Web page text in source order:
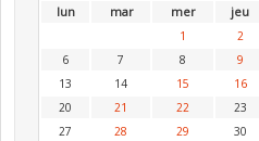
lun
mar mer jeu
1
2
6
7 8 9
13
14 15 16
20
21 22 23
27
28 29 30